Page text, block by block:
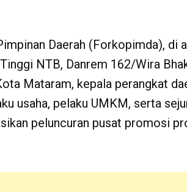
Daerah (Forkopimda), di
NTB, Danrem 162/Wira
Mataram, kepala perangkat
usaha, pelaku UMKM, serta
peluncuran pusat promosi